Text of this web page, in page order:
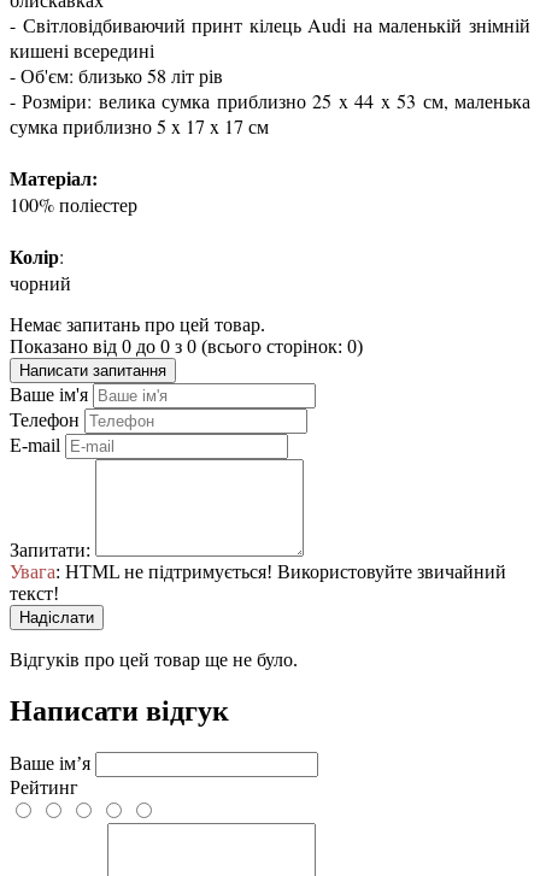
- Світловідбиваючий принт кілець Audi на маленькій знімній
кишені всередині
- Об'єм: близько 58 літ рів
- Розміри: велика сумка приблизно 25 x 44 x 53 см, маленька
сумка приблизно 5 x 17 x 17 см
Матеріал:
100% поліестер
Колір:
чорний
Немає запитань про цей товар.
Показано від 0 до 0 з 0 (всього сторінок: 0)
Написати запитання
Ваше ім'я
Телефон
E-mail
Запитати:
Увага: HTML не підтримується! Використовуйте звичайний
текст!
Надіслати
Відгуків про цей товар ще не було.
Написати відгук
Ваше ім’я
Рейтинг